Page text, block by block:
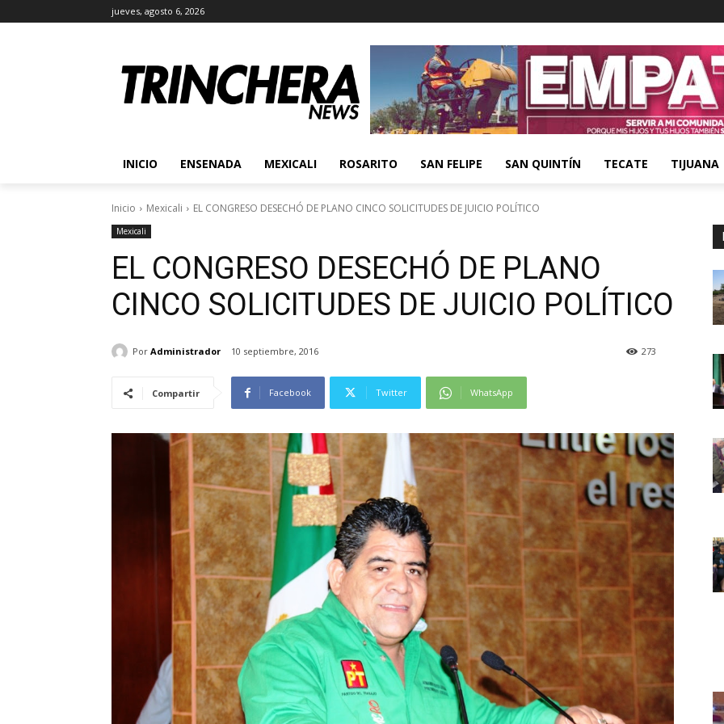
jueves, agosto 6, 2026
INICIO ENSENADA MEXICALI ROSARITO SAN FELIPE SAN QUINTÍN TECATE TIJUANA
Inicio Mexicali EL CONGRESO DESECHÓ DE PLANO CINCO SOLICITUDES DE JUICIO POLÍTICO
Mexicali
EL CONGRESO DESECHÓ DE PLANO
CINCO SOLICITUDES DE JUICIO POLÍTICO
Por Administrador 10 septiembre, 2016 273
Compartir Facebook Twitter WhatsApp